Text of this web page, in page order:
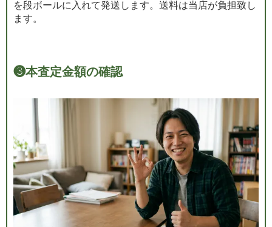
を段ボールに入れて発送します。送料は当店が負担致し
ます。
❸本査定金額の確認